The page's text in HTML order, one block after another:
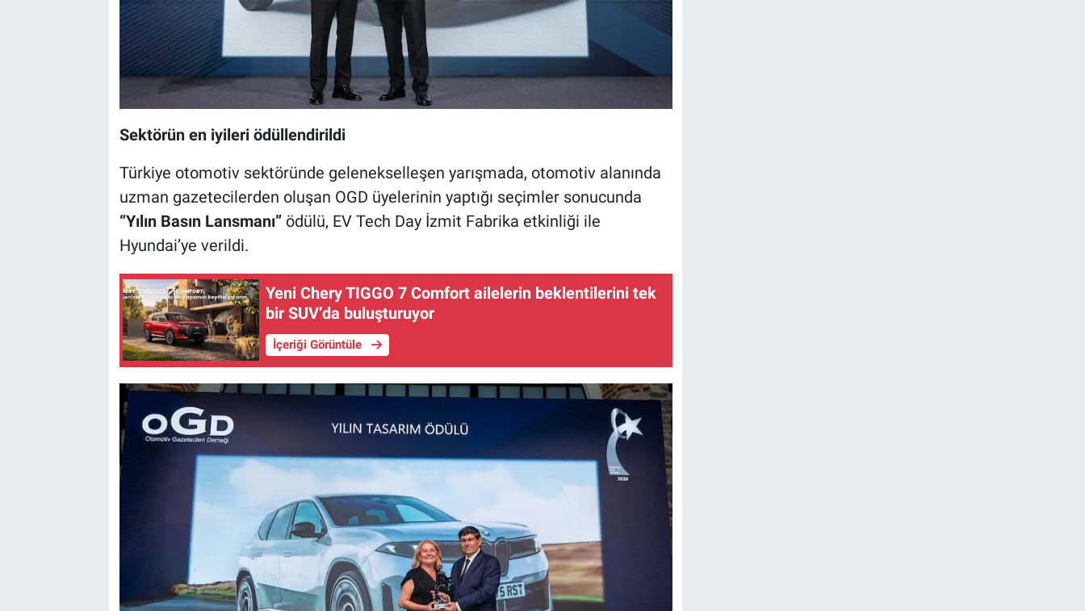
Sektörün en iyileri ödüllendirildi
Türkiye otomotiv sektöründe gelenekselleşen yarışmada, otomotiv alanında
uzman gazetecilerden oluşan OGD üyelerinin yaptığı seçimler sonucunda
“Yılın Basın Lansmanı”ödülü, EV Tech Day İzmit Fabrika etkinliği ile
Hyundai’ye verildi.
Yeni Chery TIGGO 7 Comfort ailelerin beklentilerini tek
bir SUV’da buluşturuyor
İçeriği Görüntüle